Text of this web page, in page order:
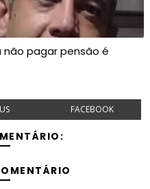
pagar pensão é
FACEBOOK